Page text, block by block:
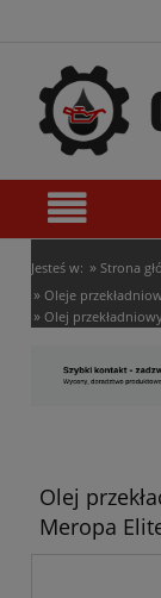
Jesteś w: » Strona
» Oleje
» Olej
Olej
Meropa